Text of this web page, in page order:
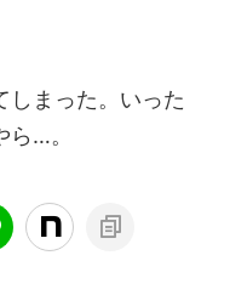
しまった。いった
ら…。